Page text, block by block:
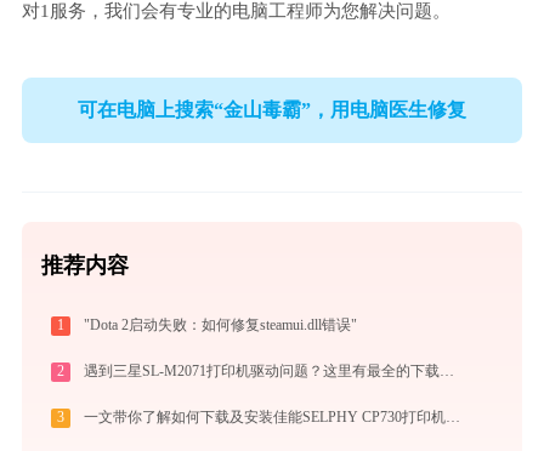
对1服务，我们会有专业的电脑工程师为您解决问题。
可在电脑上搜索“金山毒霸”，用电脑医生修复
推荐内容
1 "Dota 2启动失败：如何修复steamui.dll错误"
2 遇到三星SL-M2071打印机驱动问题？这里有最全的下载及安装指导
3 一文带你了解如何下载及安装佳能SELPHY CP730打印机驱动